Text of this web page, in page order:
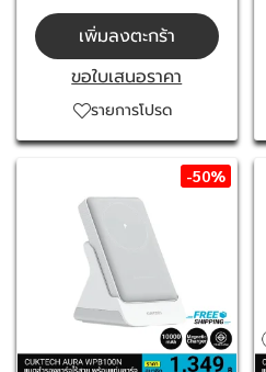
เพิ่มลงตะกร้า
ขอใบเสนอราคา
รายการโปรด
-50%